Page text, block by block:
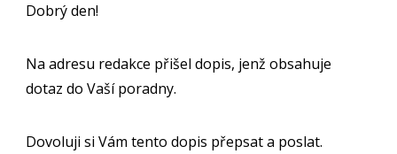
Dobrý den!
Na adresu redakce přišel dopis, jenž obsahuje
dotaz do Vaší poradny.
Dovoluji si Vám tento dopis přepsat a poslat.